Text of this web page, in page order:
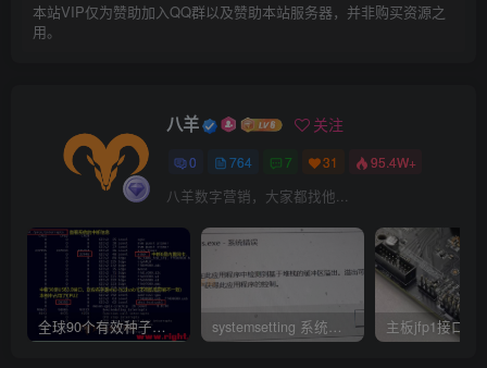
本站VIP仅为赞助加入QQ群以及赞助本站服务器，并非购买资源之
用。
八羊 关注
0 764 7 31 95.4W+
八羊数字营销，大家都找他...
全球90个有效种子磁力资源链接搜索下载网站网址集合汇总（2023持续更新） systemsetting 系统在此应用程序中检测到基于堆栈的缓冲区溢出BUG修复工具下载 彻底解决